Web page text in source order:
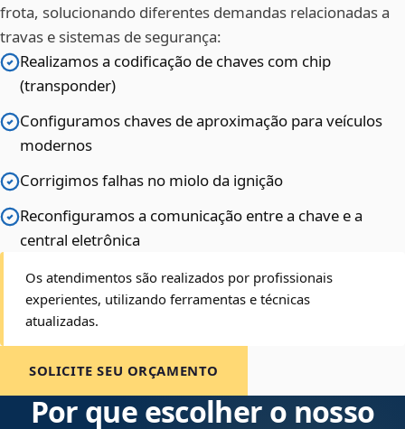
frota, solucionando diferentes demandas relacionadas a
travas e sistemas de segurança:
Realizamos a codificação de chaves com chip
(transponder)
Configuramos chaves de aproximação para veículos
modernos
Corrigimos falhas no miolo da ignição
Reconfiguramos a comunicação entre a chave e a
central eletrônica
Os atendimentos são realizados por profissionais
experientes, utilizando ferramentas e técnicas
atualizadas.
SOLICITE SEU ORÇAMENTO
Por que escolher o nosso